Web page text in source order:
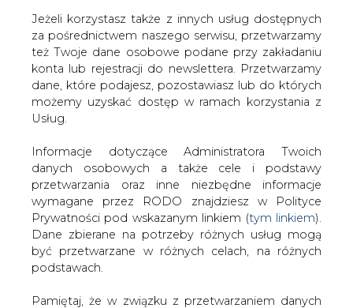
Jeżeli korzystasz także z innych usług dostępnych
za pośrednictwem naszego serwisu, przetwarzamy
też Twoje dane osobowe podane przy zakładaniu
konta lub rejestracji do newslettera. Przetwarzamy
dane, które podajesz, pozostawiasz lub do których
możemy uzyskać dostęp w ramach korzystania z
Usług.
Informacje dotyczące Administratora Twoich
danych osobowych a także cele i podstawy
przetwarzania oraz inne niezbędne informacje
wymagane przez RODO znajdziesz w Polityce
Prywatności pod wskazanym linkiem (tym linkiem).
Dane zbierane na potrzeby różnych usług mogą
być przetwarzane w różnych celach, na różnych
podstawach.
Pamiętaj, że w związku z przetwarzaniem danych
Strona główna RYNEK PALIW
WOPR w Płocku
otrzymał od PKN Orlen łódź ratunkową
2018-10-11 00:00
skomentuj
udostępnij:
WOPR w Płocku otrzymał od PKN
Orlen łódź ratunkową